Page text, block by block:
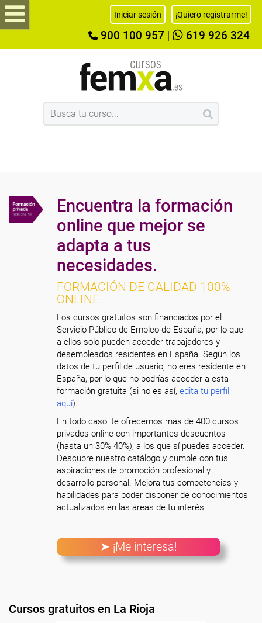
Iniciar sesión ¡Quiero registrarme!
900 100 957 619 926 324
Encuentra la formación
online que mejor se
adapta a tus
necesidades.
FORMACIÓN DE CALIDAD 100%
ONLINE.
Los cursos gratuitos son financiados por el
Servicio Público de Empleo de España, por lo que
a ellos solo pueden acceder trabajadores y
desempleados residentes en España. Según los
datos de tu perfil de usuario, no eres residente en
España, por lo que no podrías acceder a esta
formación gratuita (si no es así,edita tu perfil
aquí).
En todo caso, te ofrecemos más de 400 cursos
privados online con importantes descuentos
(hasta un 30% 40%), a los que sí puedes acceder.
Descubre nuestro catálogo y cumple con tus
aspiraciones de promoción profesional y
desarrollo personal. Mejora tus competencias y
habilidades para poder disponer de conocimientos
actualizados en las áreas de tu interés.
➤ ¡Me interesa!
Cursos gratuitos en La Rioja